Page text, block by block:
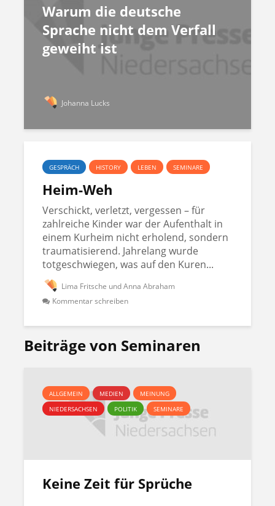
Warum die deutsche
Sprache nicht dem Verfall
geweiht ist
Johanna Lucks
GESPRÄCH HISTORY LEBEN SEMINARE
Heim-Weh
Verschickt, verletzt, vergessen – für
zahlreiche Kinder war der Aufenthalt in
einem Kurheim nicht erholend, sondern
traumatisierend. Jahrelang wurde
totgeschwiegen, was auf den Kuren...
Lima Fritsche und Anna Abraham
Kommentar schreiben
Beiträge von Seminaren
ALLGEMEIN MEDIEN
MEINUNG
NIEDERSACHSEN
POLITIK SEMINARE
Keine Zeit für Sprüche